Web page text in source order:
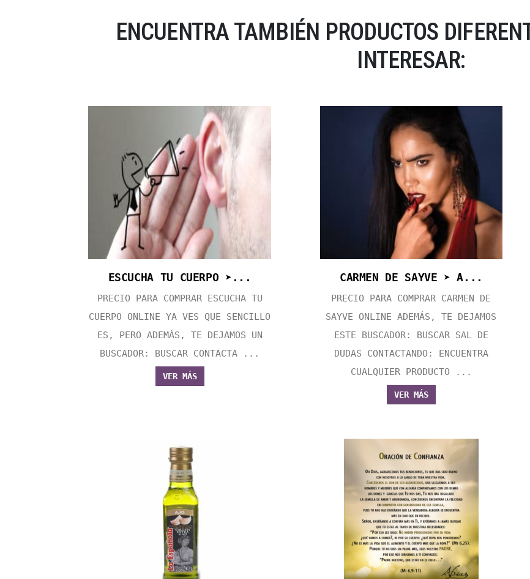
ENCUENTRA TAMBIÉN PRODUCTOS
INTERESAR:
ESCUCHA TU CUERPO ➤...
PRECIO PARA COMPRAR ESCUCHA TU
CUERPO ONLINE YA VES QUE SENCILLO
ES, PERO ADEMÁS, TE DEJAMOS UN
BUSCADOR: BUSCAR CONTACTA ...
VER MÁS
CARMEN DE SAYVE ➤ A...
PRECIO PARA COMPRAR CARMEN DE
SAYVE ONLINE ADEMÁS, TE DEJAMOS
ESTE BUSCADOR: BUSCAR SAL DE
DUDAS CONTACTANDO: ENCUENTRA
CUALQUIER PRODUCTO ...
VER MÁS